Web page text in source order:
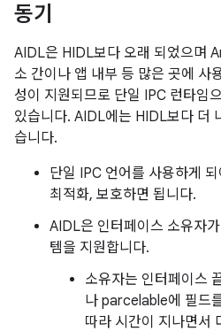
동기
AIDL은 HIDL보다 오래 되었으며
소 간이나 앱 내부 등 많은 곳에 사
성이 지원되므로 단일 IPC 런타임
있습니다. AIDL에는 HIDL보다 더
습니다.
단일 IPC 언어를 사용하게
최적화, 보호하면 됩니다.
AIDL은 인터페이스 소유자
템을 지원합니다.
소유자는 인터페이스
나 parcelable에 필드
따라 시간이 지나면서